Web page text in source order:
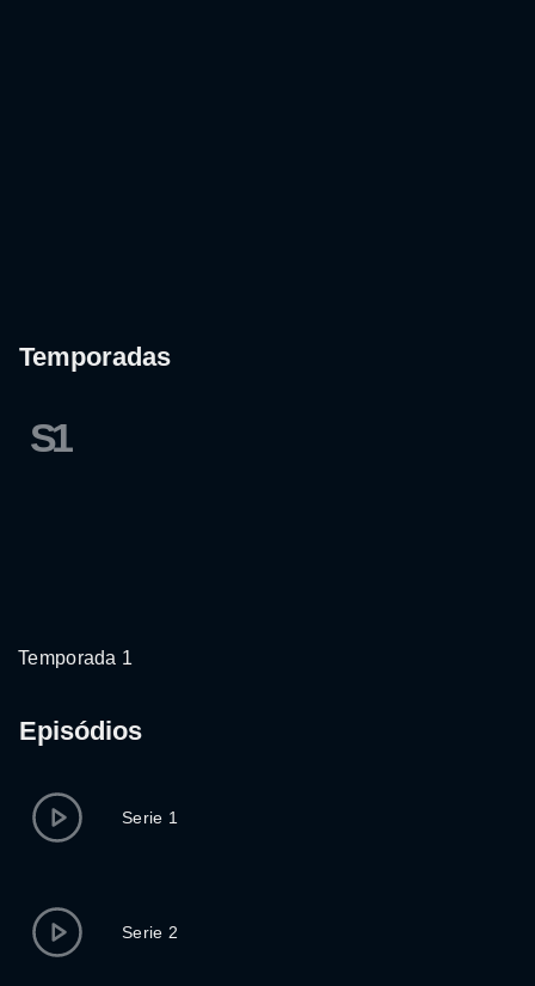
Temporadas
S1
Temporada 1
Episódios
Serie 1
Serie 2